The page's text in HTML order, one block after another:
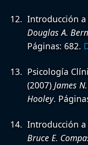
Introducción a
Douglas A.
Páginas: 682.
Psicología
(2007) James
Hooley.
Introducción a
Bruce E.